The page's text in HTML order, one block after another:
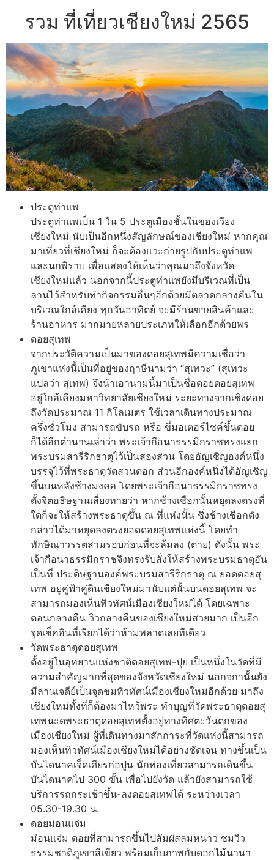
รวม ที่เที่ยวเชียงใหม่ 2565
ประตูท่าแพ
ประตูท่าแพเป็น 1 ใน 5 ประตูเมืองชั้นในของเวียง
เชียงใหม่ นับเป็นอีกหนึ่งสัญลักษณ์ของเชียงใหม่ หากคุณ
มาเที่ยวที่เชียงใหม่ ก็จะต้องแวะถ่ายรูปกับประตูท่าแพ
และนกพิราบ เพื่อแสดงให้เห็นว่าคุณมาถึงจังหวัด
เชียงใหม่แล้ว นอกจากนี้ประตูท่าแพยังมีบริเวณที่เป็น
ลานไว้สำหรับทำกิจกรรมอื่นๆอีกด้วยมีตลาดกลางคืนใน
บริเวณใกล้เคียง ทุกวันอาทิตย์ จะมีร้านขายสินค้าและ
ร้านอาหาร มากมายหลายประเภทให้เลือกอีกด้วยพร
ดอยสุเทพ
จากประวัติความเป็นมาของดอยสุเทพมีความเชื่อว่า
ภูเขาแห่งนี้เป็นที่อยู่ของฤาษีนามว่า “สุเทวะ” (สุเทวะ
แปลว่า สุเทพ) จึงนำเอานามนี้มาเป็นชื่อดอยดอยสุเทพ
อยู่ใกล้เคียงมหาวิทยาลัยเชียงใหม่ ระยะทางจากเชิงดอย
ถึงวัดประมาณ 11 กิโลเมตร ใช้เวลาเดินทางประมาณ
ครึ่งชั่วโมง สามารถขับรถ หรือ ขี่มอเตอร์ไซค์ขึ้นดอย
ก็ได้อีกตำนานเล่าว่า พระเจ้ากือนาธรรมิกราชทรงแยก
พระบรมสารีริกธาตุไว้เป็นสองส่วน โดยอัญเชิญองค์หนึ่ง
บรรจุไว้ที่พระธาตุวัดสวนดอก ส่วนอีกองค์หนึ่งได้อัญเชิญ
ขึ้นบนหลังช้างมงคล โดยพระเจ้ากือนาธรรมิกราชทรง
ตั้งจิตอธิษฐานเสี่ยงทายว่า หากช้างเชือกนั้นหยุดลงตรงที่
ใดก็จะให้สร้างพระธาตุขึ้น ณ ที่แห่งนั้น ซึ่งช้างเชือกดัง
กล่าวได้มาหยุดลงตรงยอดดอยสุเทพแห่งนี้ โดยทำ
ทักษิณาวรรตสามรอบก่อนที่จะล้มลง (ตาย) ดังนั้น พระ
เจ้ากือนาธรรมิกราชจึงทรงรับสั่งให้สร้างพระบรมธาตุอัน
เป็นที่ ประดิษฐานองค์พระบรมสารีริกธาตุ ณ ยอดดอยสุ
เทพ อยู่คู่ฟ้าคู่ดินเชียงใหม่มานับแต่นั้นบนดอยสุเทพ จะ
สามารถมองเห็นทิวทัศน์เมืองเชียงใหม่ได้ โดยเฉพาะ
ตอนกลางคืน วิวกลางคืนของเชียงใหม่สวยมาก เป็นอีก
จุดเช็คอินที่เรียกได้ว่าห้ามพลาดเลยทีเดียว
วัดพระธาตุดอยสุเทพ
ตั้งอยู่ในอุทยานแห่งชาติดอยสุเทพ-ปุย เป็นหนึ่งในวัดที่มี
ความสำคัญมากที่สุดของจังหวัดเชียงใหม่ นอกจกานั้นยัง
มีลานเจดีย์เป็นจุดชมทิวทัศน์เมืองเชียงใหม่อีกด้วย มาถึง
เชียงใหม่ทั้งที่ก็ต้องมาไหว้พระ ทำบุญที่วัดพระธาตุดอยสุ
เทพนะดพระธาตุดอยสุเทพตั้งอยู่ทางทิศตะวันตกของ
เมืองเชียงใหม่ ผู้ที่เดินทางมาสักการะที่วัดแห่งนี้สามารถ
มองเห็นทิวทัศน์เมืองเชียงใหม่ได้อย่างชัดเจน ทางขึ้นเป็น
บันไดนาคเจ็ดเศียรก่อปูน นักท่องเที่ยวสามารถเดินขึ้น
บันไดนาคไป 300 ขั้น เพื่อไปยังวัด แล้วยังสามารถใช้
บริการรถกระเช้าขึ้น-ลงดอยสุเทพได้ ระหว่างเวลา
05.30-19.30 น.
ดอยม่อนแจ่ม
ม่อนแจ่ม ดอยที่สามารถขึ้นไปสัมผัสลมหนาว ชมวิว
ธรรมชาติภูเขาสีเขียว พร้อมเก็บภาพกับดอกไม้นานา